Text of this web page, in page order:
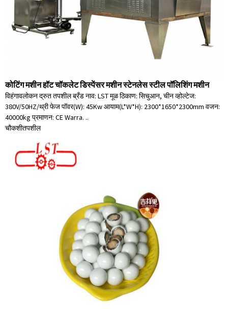
कोटिंग मशीन हॉट चॉकलेट डिस्पेंसर मशीन स्टेनलेस स्टील पॉलिशिंग मशीन
विहंगावलोकन द्रुत तपशील ब्रँड नाव: LST मूळ ठिकाण: सिचुआन, चीन व्होल्टेज:
380V/50HZ/थ्री फेज पॉवर(W): 45Kw आयाम(L*W*H): 2300*1650*2300mm वजन:
40000kg प्रमाणन: CE Warra. ..
चौकशीतपशील